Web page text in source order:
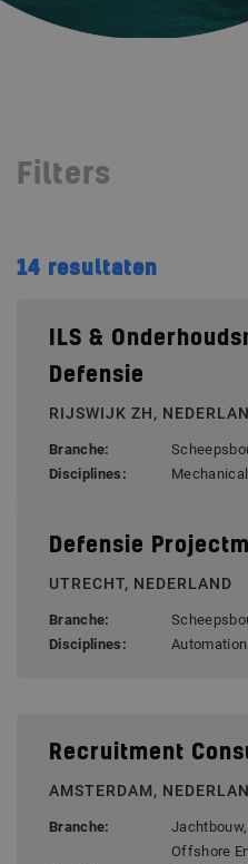
Filters
14 resultaten
ILS &
Defensie
RIJSWIJK ZH,
Branche:
Disciplines:
Defensie
UTRECHT, NEDERLAND
Branche:
Disciplines:
Automation
Recruitment
AMSTERDAM,
Branche:
Offshore